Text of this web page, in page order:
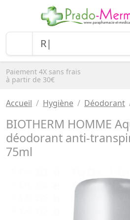
Paiement 4X sans frais
à partir de 30€
Accueil Hygiène Déodorant
BIOTHERM HOMME
déodorant anti-
75ml